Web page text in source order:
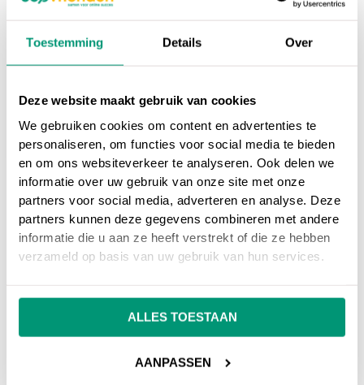
Toestemming Details Over
Deze website maakt gebruik van cookies
We gebruiken cookies om content en advertenties te
personaliseren, om functies voor social media te bieden
en om ons websiteverkeer te analyseren. Ook delen we
informatie over uw gebruik van onze site met onze
partners voor social media, adverteren en analyse. Deze
partners kunnen deze gegevens combineren met andere
informatie die u aan ze heeft verstrekt of die ze hebben
verzameld op basis van uw gebruik van hun services.
ALLES TOESTAAN
AANPASSEN
Op onsonline marketing blogvind je
interessante artikelen over online marketing, of
ga terug naar onsonline marketing
Heb je nog vragen overFree For All (FFA),
neem dan gerust contact met ons op.
Dan adviseren wij om hier niet mee samen te
zoekmachines op een manier waar de
adviseren wij om samen te werken met SEO
vrieden.